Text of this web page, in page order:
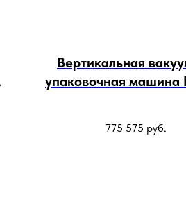
Вертикальная
упаковочная машина
775 575 руб.